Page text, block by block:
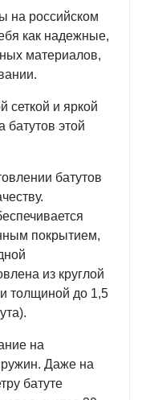
на российском
как надежные,
материалов,
сеткой и яркой
батутов этой
батутов
покрытием,
из круглой
толщиной до 1,5
на
Даже на
батуте